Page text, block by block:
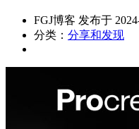
FGJ博客 发布于
分类： 分享和发现